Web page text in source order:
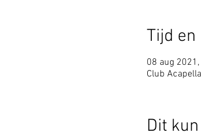
Tijd en
08 aug
Club
Dit